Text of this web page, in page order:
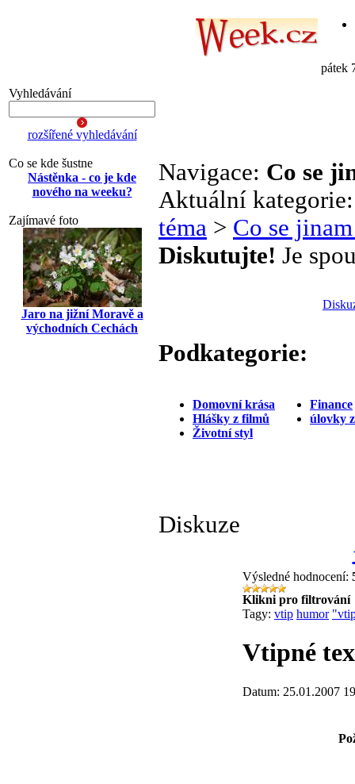
pátek
Vyhledávání
rozšířené vyhledávání
Co se kde šustne
Nástěnka - co je kde
nového na weeku?
Zajímavé foto
Jaro na jižní Moravě a
východních Cechách
Navigace: Co se
Aktuální
téma > Co se
Diskutujte! Je
Podkategorie:
Domovní krása
Hlášky z filmů
Životní styl
Finance
úlovky
Diskuze
Výsledné hodnocení:
Klikni pro filtrování
Tagy: vtip humor
Vtipné
Datum: 25.01.2007